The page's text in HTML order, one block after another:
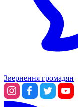
Звернення громадян